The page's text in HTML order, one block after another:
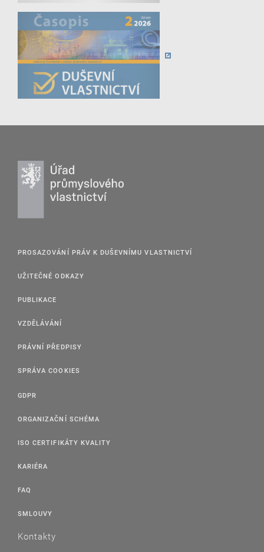
PROSAZOVÁNÍ PRÁV K DUŠEVNÍMU VLASTNICTVÍ
UŽITEČNÉ ODKAZY
PUBLIKACE
VZDĚLÁVÁNÍ
PRÁVNÍ PŘEDPISY
SPRÁVA COOKIES
GDPR
ORGANIZAČNÍ SCHÉMA
ISO CERTIFIKÁTY KVALITY
KARIÉRA
FAQ
SMLOUVY
Kontakty